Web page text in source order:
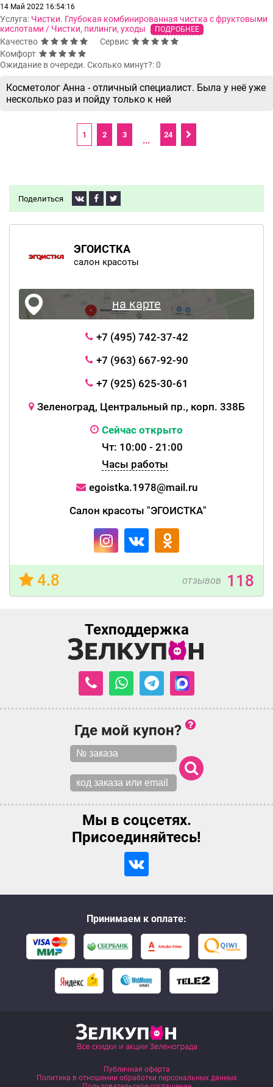
Поделиться
ЭГОИСТКА
салон красоты
на карте
+7 (495) 742-37-42
+7 (963) 667-92-90
+7 (925) 625-30-61
Зеленоград, Центральный пр., корп. 338Б
Сейчас открыто
Чт: 10:00 - 21:00
Часы работы
egoistka.1978@mail.ru
Салон красоты "ЭГОИСТКА"
4.8 отзывов 118
14 Май 2022 16:54:16
Услуга: Чистки. Глубокая комбинированная чистка с фруктовыми
кислотами / Чистки, пилинги, уходы
ПОДРОБНЕЕ
Качество
Сервис
Комфорт
Ожидание в очереди. Сколько минут?: 0
Косметолог Анна - отличный специалист. Была у неё уже
несколько раз и пойду только к ней
1 2 3
...
24
Техподдержка
Где мой купон?
Мы в соцсетях.
Присоединяйтесь!
Принимаем к оплате:
Публичная оферта
Политика в отношении обработки персональных данных